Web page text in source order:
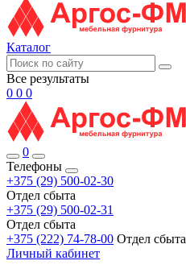
Каталог
Все результаты
0 0 0
0
Телефоны
+375 (29) 500-02-30
Отдел сбыта
+375 (29) 500-02-31
Отдел сбыта
+375 (222) 74-78-00 Отдел сбыта
Личный кабинет